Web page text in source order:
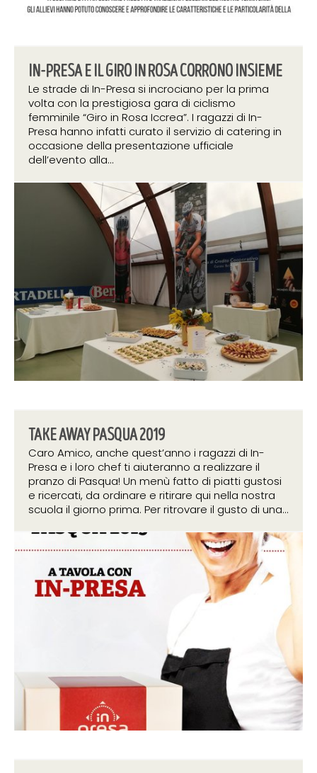
25 marzo 2019
IN-PRESA E IL GIRO IN ROSA CORRONO INSIEME
Le strade di In-Presa si incrociano per la prima
volta con la prestigiosa gara di ciclismo
femminile “Giro in Rosa Iccrea”. I ragazzi di In-
Presa hanno infatti curato il servizio di catering in
occasione della presentazione ufficiale
dell’evento alla...
25 marzo 2019
TAKE AWAY PASQUA 2019
Caro Amico, anche quest’anno i ragazzi di In-
Presa e i loro chef ti aiuteranno a realizzare il
pranzo di Pasqua! Un menù fatto di piatti gustosi
e ricercati, da ordinare e ritirare qui nella nostra
scuola il giorno prima. Per ritrovare il gusto di una...